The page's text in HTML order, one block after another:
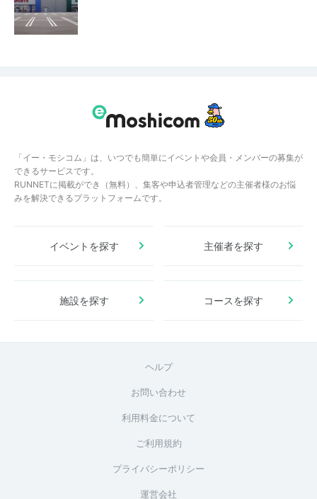
「イー・モシコム」は、いつでも簡単にイベントや会員・メンバーの募集が
できるサービスです。
RUNNETに掲載ができ（無料）、集客や申込者管理などの主催者様のお悩
みを解決できるプラットフォームです。
イベントを探す 主催者を探す
施設を探す コースを探す
ヘルプ
お問い合わせ
利用料金について
ご利用規約
プライバシーポリシー
運営会社